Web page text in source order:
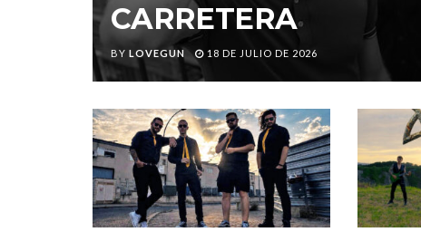
CARRETERA
BY LOVEGUN 18 DE JULIO DE 2026